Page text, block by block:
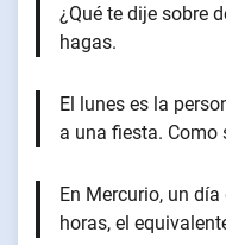
¿Qué te dije sobre
hagas.
El lunes es la
a una fiesta. Como
En Mercurio, un
horas, el